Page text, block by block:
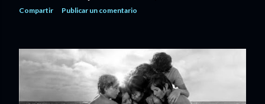
Compartir Publicar un comentario